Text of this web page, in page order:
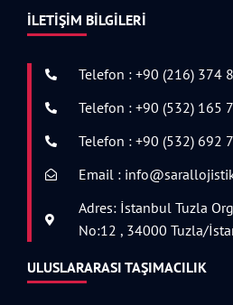
İLETIŞIM BILGILERI
Telefon : +90 (216) 374
Telefon : +90 (532) 165
Telefon : +90 (532) 692
Email :
Adres: İstanbul Tuzla
No:12 , 34000 Tuzla/
ULUSLARARASI TAŞIMACILIK